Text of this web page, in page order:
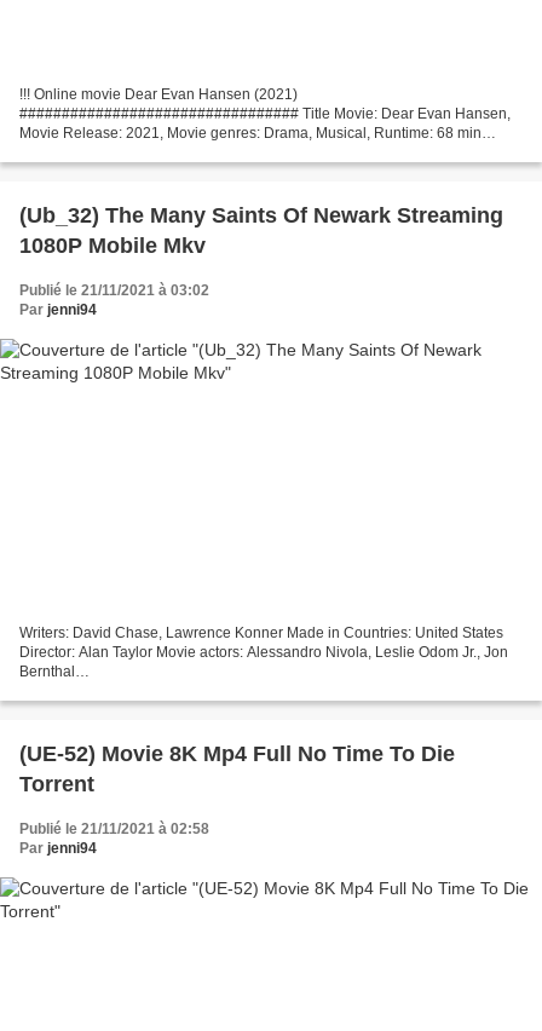
!!! Online movie Dear Evan Hansen (2021)
################################# Title Movie: Dear Evan Hansen,
Movie Release: 2021, Movie genres: Drama, Musical, Runtime: 68 min
Dever,...
(Ub_32) The Many Saints Of Newark Streaming
1080P Mobile Mkv
Publié le 21/11/2021 à 03:02
Par jenni94
Writers: David Chase, Lawrence Konner Made in Countries: United States
Director: Alan Taylor Movie actors: Alessandro Nivola, Leslie Odom Jr., Jon
Bernthal
Link to watch movie The Many Saints of Newark
(UE-52) Movie 8K Mp4 Full No Time To Die
Torrent
Publié le 21/11/2021 à 02:58
Par jenni94